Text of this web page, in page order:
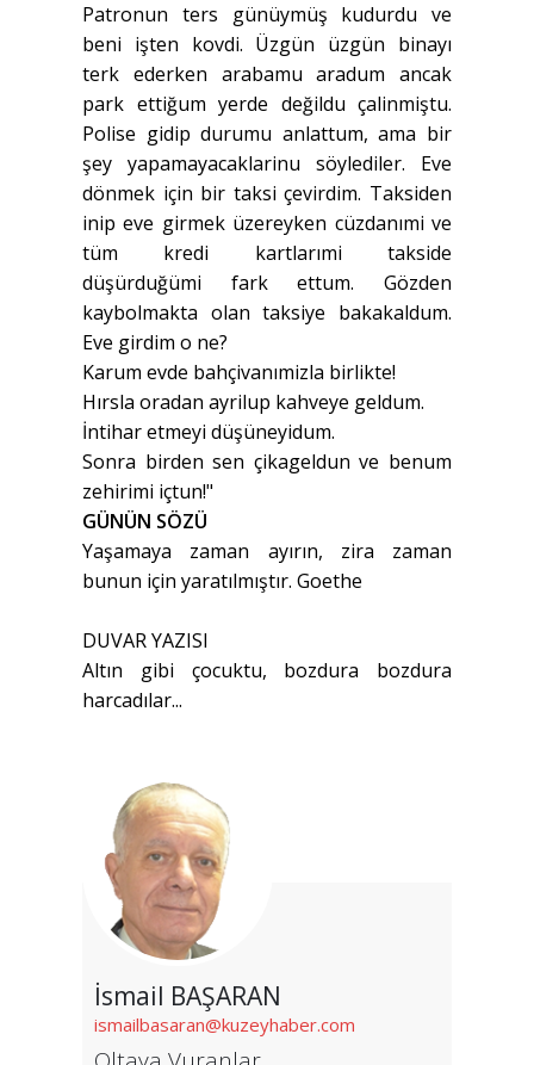
Patronun ters günüymüş kudurdu ve
beni işten kovdi. Üzgün üzgün binayı
terk ederken arabamu aradum ancak
park ettiğum yerde değildu çalinmiştu.
Polise gidip durumu anlattum, ama bir
şey yapamayacaklarinu söylediler. Eve
dönmek için bir taksi çevirdim. Taksiden
inip eve girmek üzereyken cüzdanımi ve
tüm kredi kartlarımi takside
düşürduğümi fark ettum. Gözden
kaybolmakta olan taksiye bakakaldum.
Eve girdim o ne?
Karum evde bahçivanımizla birlikte!
Hırsla oradan ayrilup kahveye geldum.
İntihar etmeyi düşüneyidum.
Sonra birden sen çikageldun ve benum
zehirimi içtun!"
GÜNÜN SÖZÜ
Yaşamaya zaman ayırın, zira zaman
bunun için yaratılmıştır. Goethe
DUVAR YAZISI
Altın gibi çocuktu, bozdura bozdura
harcadılar...
İsmail BAŞARAN
ismailbasaran@kuzeyhaber.com